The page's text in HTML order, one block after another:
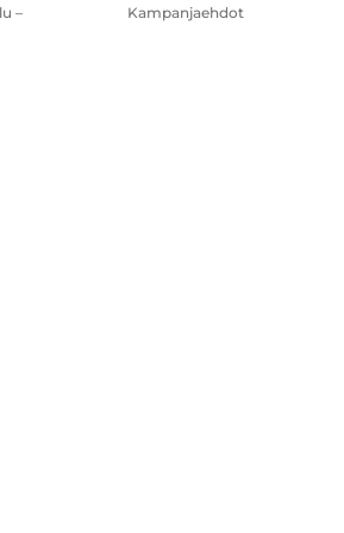
–
Kampanjaehdot